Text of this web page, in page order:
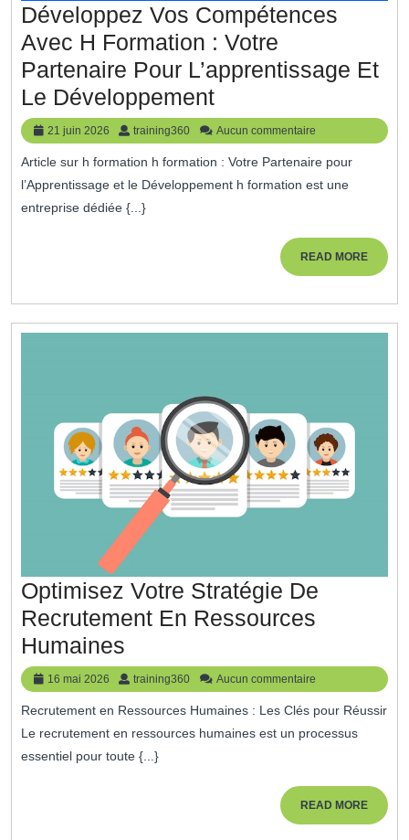
Développez Vos Compétences
Avec H Formation : Votre
Partenaire Pour L’apprentissage Et
Le DéveloppementDéveloppez
Vos
Compétences
Avec
Formation
Et
Le
Développement
21 juin 2026
21
juin
2026
training360 training360
Aucun commentaire
Article sur h formation h formation : Votre Partenaire pour
l’Apprentissage et le Développement h formation est une
entreprise dédiée {...}
READ MOREREAD
MORE
Optimisez Votre Stratégie De
Recrutement En Ressources
Humaines
Votre
Stratégie
De
Recrutement
16 mai 2026
16
mai
2026
training360 training360
Aucun commentaire
Recrutement en Ressources Humaines : Les Clés pour Réussir
Le recrutement en ressources humaines est un processus
essentiel pour toute {...}
READ MOREREAD
MORE